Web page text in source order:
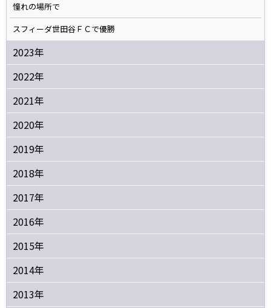
憧れの場所で
スフィーダ世田谷ＦＣで優勝
2023年
2022年
2021年
2020年
2019年
2018年
2017年
2016年
2015年
2014年
2013年